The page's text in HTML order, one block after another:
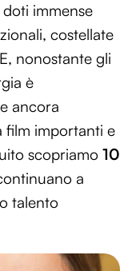
immense
costellate
nonostante gli
è
ancora
film importanti e
scopriamo 10
a
talento